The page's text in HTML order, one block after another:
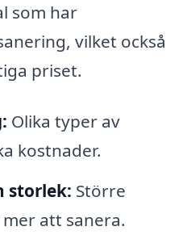
som har
vilket också
priset.
Olika typer av
kostnader.
storlek: Större
att sanera.